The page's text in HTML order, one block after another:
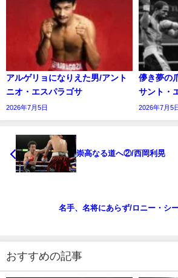
アルゲリョになりえた男/アント
ニオ・エスパラゴサ
2026年7月5日
儚き夢の
サント・
2026年7月5
崇高なる道へ②/西岡利晃
名手、名将にあらず/ロニー・シ
おすすめの記事